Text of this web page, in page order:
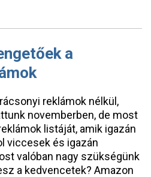
a
reklámok nélkül,
novemberben, de most
listáját, amik igazán
viccesek és igazán
valóban nagy szükségünk
a kedvencetek? Amazon